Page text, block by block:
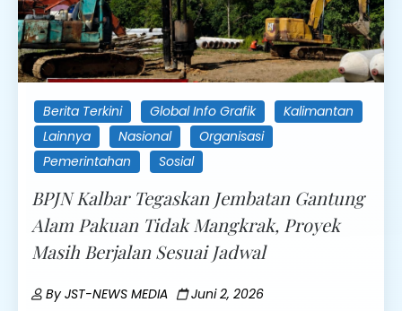
Berita Terkini Global Info Grafik
Kalimantan
Lainnya
Nasional
Organisasi
Pemerintahan
Sosial
BPJN Kalbar Tegaskan Jembatan Gantung
Alam Pakuan Tidak Mangkrak, Proyek
Masih Berjalan Sesuai Jadwal
ByJST-NEWS MEDIA Juni 2, 2026